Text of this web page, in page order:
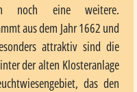
noch eine weitere.
aus dem Jahr 1662 und
attraktiv sind die
der alten Klosteranlage
das den